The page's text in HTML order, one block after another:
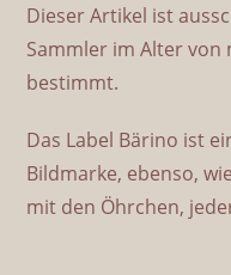
Dieser Artikel ist
Sammler im Alter von
bestimmt.
Das Label Bärino ist
Bildmarke, ebenso,
mit den Öhrchen,